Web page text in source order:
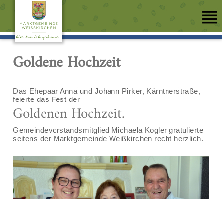
Goldene Hochzeit
Das Ehepaar Anna und Johann Pirker, Kärntnerstraße,
feierte das Fest der
Goldenen Hochzeit.
Gemeindevorstandsmitglied Michaela Kogler gratulierte
seitens der Marktgemeinde Weißkirchen recht herzlich.